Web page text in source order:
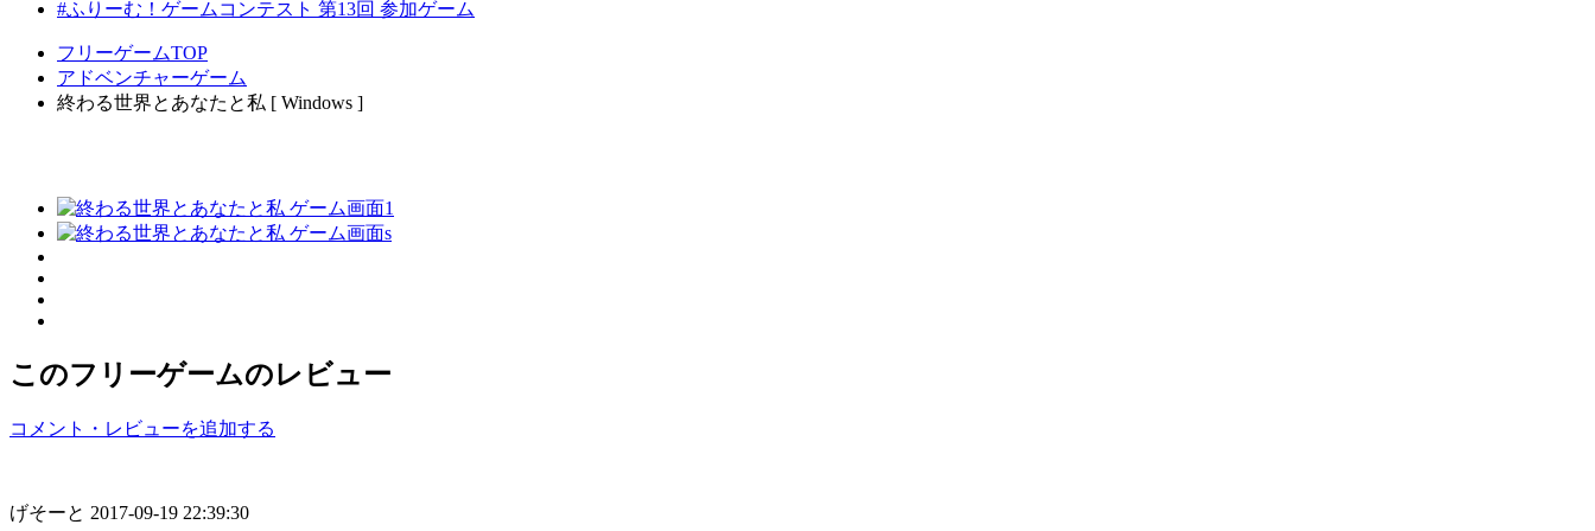
#ふりーむ！ゲームコンテスト 第13回 参加ゲーム
フリーゲームTOP
アドベンチャーゲーム
終わる世界とあなたと私 [ Windows ]
このフリーゲームのレビュー
コメント・レビューを追加する
げそーと 2017-09-19 22:39:30